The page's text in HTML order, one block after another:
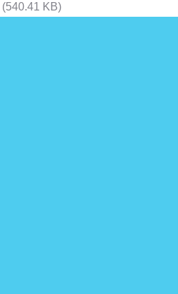
(540.41 KB)